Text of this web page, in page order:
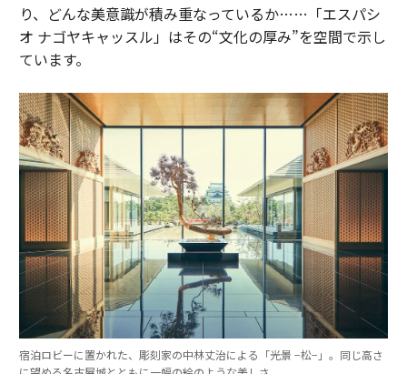
り、どんな美意識が積み重なっているか……「エスパシ
オ ナゴヤキャッスル」はその“文化の厚み”を空間で示し
ています。
宿泊ロビーに置かれた、彫刻家の中林丈治による「光景 −松−」。同じ高さ